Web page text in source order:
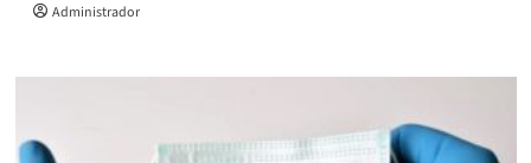
Administrador